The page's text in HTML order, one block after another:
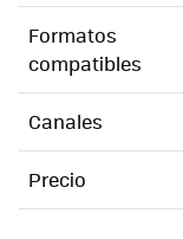
Formatos
compatibles
Canales
Precio